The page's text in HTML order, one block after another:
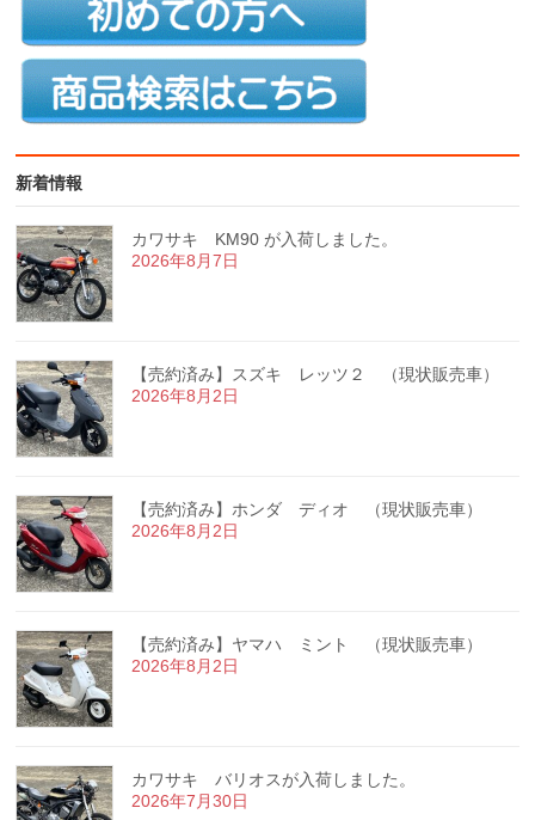
新着情報
カワサキ KM90 が入荷しました。
2026年8月7日
【売約済み】スズキ レッツ２ （現状販売車）
2026年8月2日
【売約済み】ホンダ ディオ （現状販売車）
2026年8月2日
【売約済み】ヤマハ ミント （現状販売車）
2026年8月2日
カワサキ バリオスが入荷しました。
2026年7月30日